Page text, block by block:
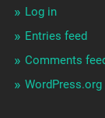
Log in
Entries feed
Comments
WordPress.org